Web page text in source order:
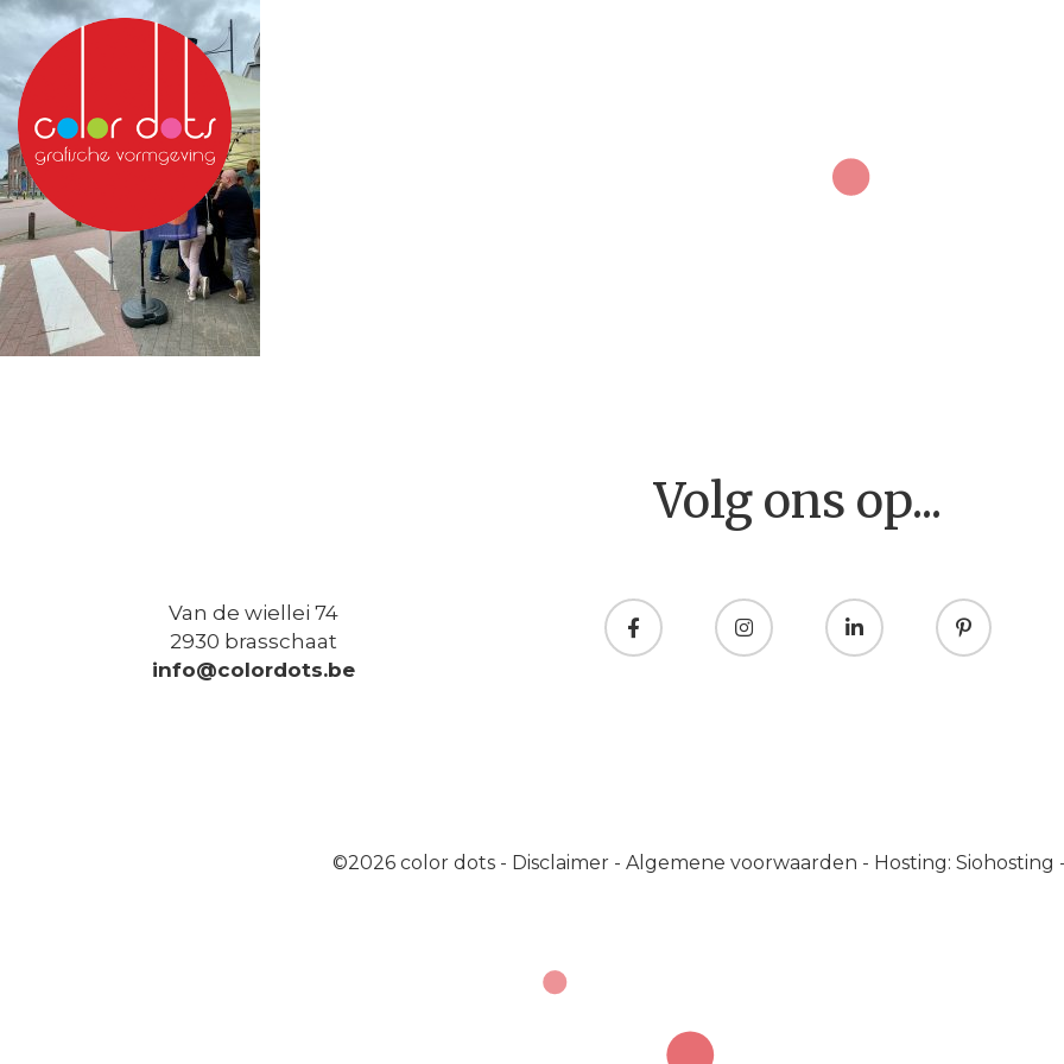
Volg ons op...
Van de wiellei 74
2930 brasschaat
info@colordots.be
©2026 color dots - Disclaimer - Algemene voorwaarden - Hosting: Siohosting -